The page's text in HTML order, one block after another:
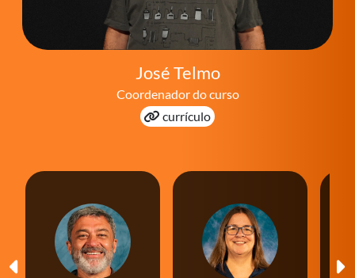
José Telmo
Coordenador do curso
currículo